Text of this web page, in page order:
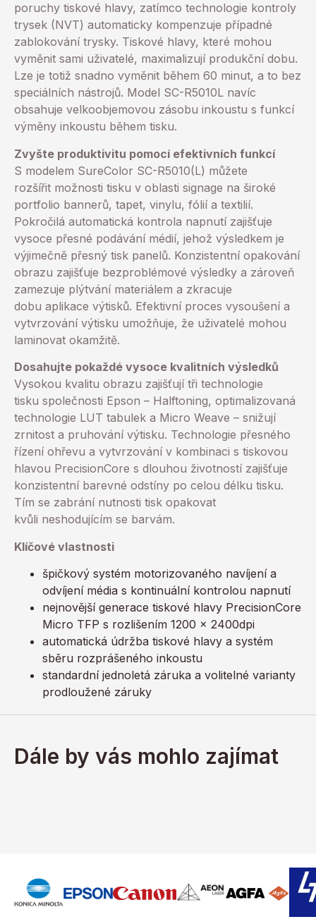
poruchy tiskové hlavy, zatímco technologie kontroly
trysek (NVT) automaticky kompenzuje případné
zablokování trysky. Tiskové hlavy, které mohou
vyměnit sami uživatelé, maximalizují produkční dobu.
Lze je totiž snadno vyměnit během 60 minut, a to bez
speciálních nástrojů. Model SC-R5010L navíc
obsahuje velkoobjemovou zásobu inkoustu s funkcí
výměny inkoustu během tisku.
Zvyšte produktivitu pomocí efektivních funkcí
S modelem SureColor SC-R5010(L) můžete
rozšířit možnosti tisku v oblasti signage na široké
portfolio bannerů, tapet, vinylu, fólií a textilií.
Pokročilá automatická kontrola napnutí zajišťuje
vysoce přesné podávání médií, jehož výsledkem je
výjimečně přesný tisk panelů. Konzistentní opakování
obrazu zajišťuje bezproblémové výsledky a zároveň
zamezuje plýtvání materiálem a zkracuje
dobu aplikace výtisků. Efektivní proces vysoušení a
vytvrzování výtisku umožňuje, že uživatelé mohou
laminovat okamžitě.
Dosahujte pokaždé vysoce kvalitních výsledků
Vysokou kvalitu obrazu zajišťují tři technologie
tisku společnosti Epson – Halftoning, optimalizovaná
technologie LUT tabulek a Micro Weave – snižují
zrnitost a pruhování výtisku. Technologie přesného
řízení ohřevu a vytvrzování v kombinaci s tiskovou
hlavou PrecisionCore s dlouhou životností zajišťuje
konzistentní barevné odstíny po celou délku tisku.
Tím se zabrání nutnosti tisk opakovat
kvůli neshodujícím se barvám.
Klíčové vlastnosti
špičkový systém motorizovaného navíjení a
odvíjení média s kontinuální kontrolou napnutí
nejnovější generace tiskové hlavy PrecisionCore
Micro TFP s rozlišením 1200 x 2400dpi
automatická údržba tiskové hlavy a systém
sběru rozprášeného inkoustu
standardní jednoletá záruka a volitelné varianty
prodloužené záruky
Dále by vás mohlo zajímat